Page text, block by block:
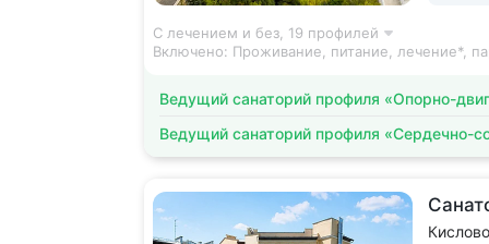
С лечением и без, 19 профилей
Включено: Проживание, питание, лечение*,
Ведущий санаторий профиля «Опорно-
Ведущий санаторий профиля «Сердечно-